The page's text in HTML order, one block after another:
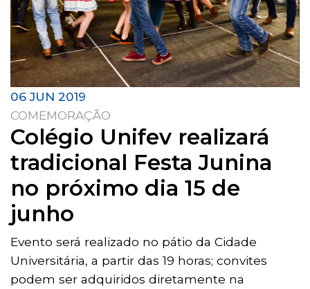
06 JUN 2019
COMEMORAÇÃO
Colégio Unifev realizará
tradicional Festa Junina
no próximo dia 15 de
junho
Evento será realizado no pátio da Cidade
Universitária, a partir das 19 horas; convites
podem ser adquiridos diretamente na